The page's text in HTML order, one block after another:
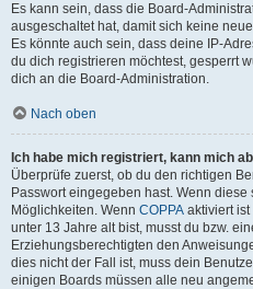
Es kann sein, dass die Board-
ausgeschaltet hat, damit sich keine
Es könnte auch sein, dass deine IP-
du dich registrieren möchtest, gesperrt
dich an die Board-Administration.
Nach oben
Ich habe mich registriert, kann mich
Überprüfe zuerst, ob du den richtigen
Passwort eingegeben hast. Wenn
Möglichkeiten. Wenn COPPA aktiviert
unter 13 Jahre alt bist, musst du bzw.
Erziehungsberechtigten den
dies nicht der Fall ist, muss dein
einigen Boards müssen alle neu